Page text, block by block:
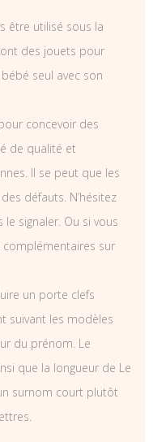
être utilisé sous la
des jouets pour
seul avec son
concevoir des
de qualité et
Il se peut que les
défauts. N’hésitez
signaler. Ou si vous
complémentaires sur
un porte clefs
suivant les modèles
du prénom. Le
que la longueur de Le
surnom court plutôt